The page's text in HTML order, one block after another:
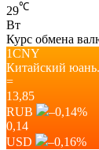
29℃
Вт
Курс обмена
1CNY
Китайский юань.
=
13,85
RUB
–0,14%
0,14
USD
–0,16%